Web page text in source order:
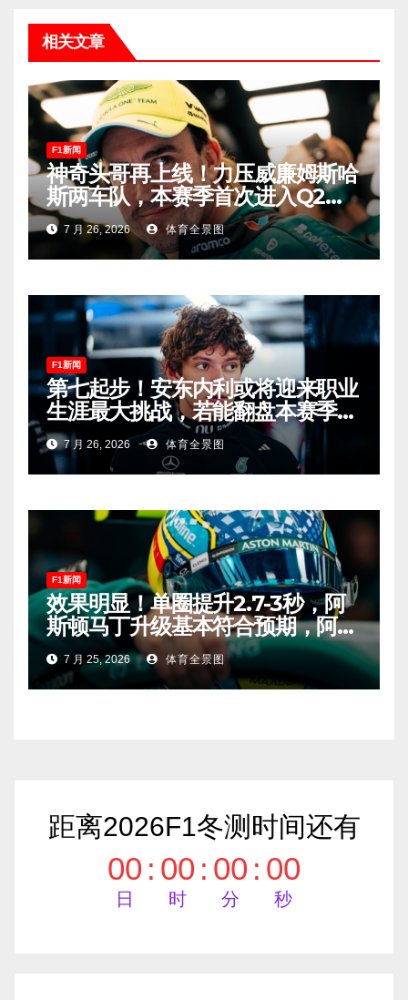
相关文章
F1新闻
神奇头哥再上线！力压威廉姆斯哈
斯两车队，本赛季首次进入Q2，
车迷终于扬眉吐气！
7 月 26, 2026 体育全景图
F1新闻
第七起步！安东内利或将迎来职业
生涯最大挑战，若能翻盘本赛季争
冠有望！
7 月 26, 2026 体育全景图
F1新闻
效果明显！单圈提升2.7-3秒，阿
斯顿马丁升级基本符合预期，阿隆
索有望在匈牙利进入Q2！
7 月 25, 2026 体育全景图
距离2026F1冬测时间还有
00
日
: 00
时
: 00
分
: 00
秒